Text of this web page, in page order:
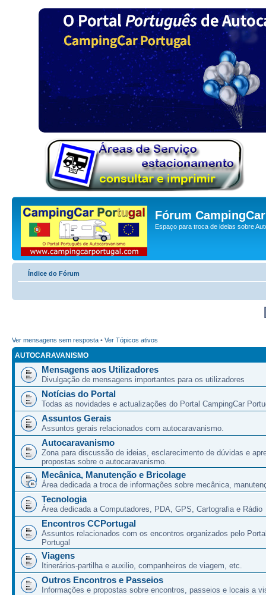
Fórum
Espaço para troca de ideias sobre
Índice do Fórum
Ver mensagens sem resposta • Ver Tópicos ativos
AUTOCARAVANISMO
Mensagens aos Utilizadores
Divulgação de mensagens importantes para os utilizadores
Notícias do Portal
Todas as novidades e actualizações do Portal CampingCar
Assuntos Gerais
Assuntos gerais relacionados com autocaravanismo.
Autocaravanismo
Zona para discussão de ideias, esclarecimento de dúvidas e
propostas sobre o autocaravanismo.
Mecânica, Manutenção e Bricolage
Área dedicada a troca de informações sobre mecânica,
Tecnologia
Área dedicada a Computadores, PDA, GPS, Cartografia e Rádio
Encontros CCPortugal
Assuntos relacionados com os encontros organizados pelo
Portugal
Viagens
Itinerários-partilha e auxilio, companheiros de viagem, etc.
Outros Encontros e Passeios
Informações e propostas sobre encontros, passeios e locais a